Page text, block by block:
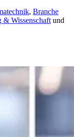
, Branche
& Wissenschaftund